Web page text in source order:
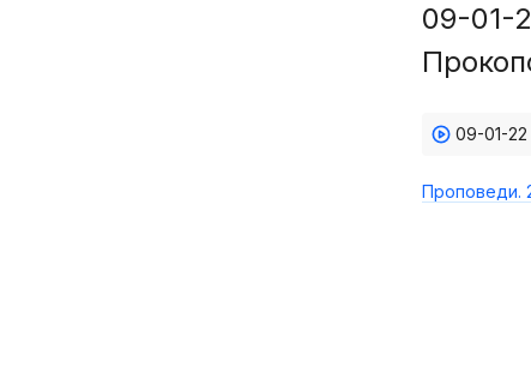
09-01-
09-01-
Проповеди.